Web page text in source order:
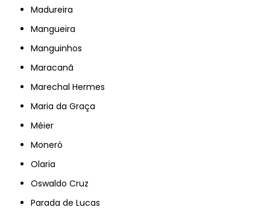
Madureira
Mangueira
Manguinhos
Maracanã
Marechal Hermes
Maria da Graça
Méier
Moneró
Olaria
Oswaldo Cruz
Parada de Lucas